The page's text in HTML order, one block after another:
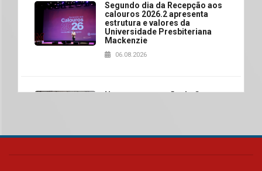
Segundo dia da Recepção aos
calouros 2026.2 apresenta
estrutura e valores da
Universidade Presbiteriana
Mackenzie
06.08.2026
Nova apresentação do Centro